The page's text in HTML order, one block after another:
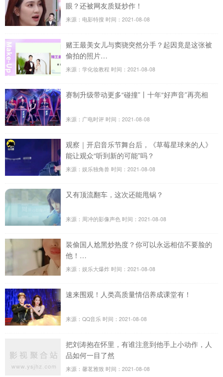
眼？还被网友质疑炒作！
来源：电影特搜 时间：2021-08-08
赌王最美女儿与窦骁突然分手？起因竟是这张被
偷拍的照片…
来源：学化妆教程 时间：2021-08-08
赛制升级带动更多“碰撞”丨十年“好声音”再亮相
来源：广电时评 时间：2021-08-08
观察｜开启音乐节舞台后，《草莓星球来的人》
能让观众“听到新的可能”吗？
来源：娱乐独角兽 时间：2021-08-08
又有顶流翻车，这次还能甩锅？
来源：周冲的影像声色 时间：2021-08-08
装偷国人尬黑炒热度？你可以永远相信不要脸的
他！…
来源：娱乐大爆炸 时间：2021-08-08
速来围观！人类高质量情侣养成课堂有！
来源：QQ音乐 时间：2021-08-08
把刘涛抱在怀里，有谁注意到他手上小动作，人
品如何一目了然
来源：馨茗雅致 时间：2021-08-08